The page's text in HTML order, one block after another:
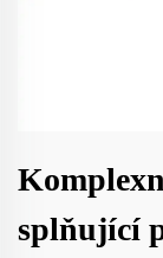
splňující